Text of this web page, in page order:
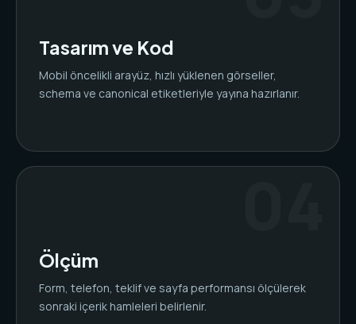
Tasarım ve Kod
Mobil öncelikli arayüz, hızlı yüklenen görseller,
schema ve canonical etiketleriyle yayına hazırlanır.
Ölçüm
Form, telefon, teklif ve sayfa performansı ölçülerek
sonraki içerik hamleleri belirlenir.